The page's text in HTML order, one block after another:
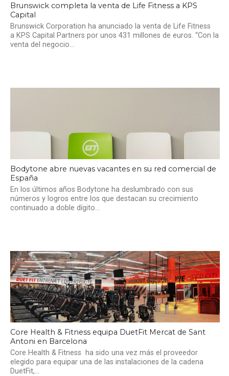
Brunswick completa la venta de Life Fitness a KPS
Capital
Brunswick Corporation ha anunciado la venta de Life Fitness
a KPS Capital Partners por unos 431 millones de euros. “Con la
venta del negocio...
Bodytone abre nuevas vacantes en su red comercial de
España
En los últimos años Bodytone ha deslumbrado con sus
números y logros entre los que destacan su crecimiento
continuado a doble dígito...
Core Health & Fitness equipa DuetFit Mercat de Sant
Antoni en Barcelona
Core Health & Fitness ha sido una vez más el proveedor
elegido para equipar una de las instalaciones de la cadena
DuetFit,...